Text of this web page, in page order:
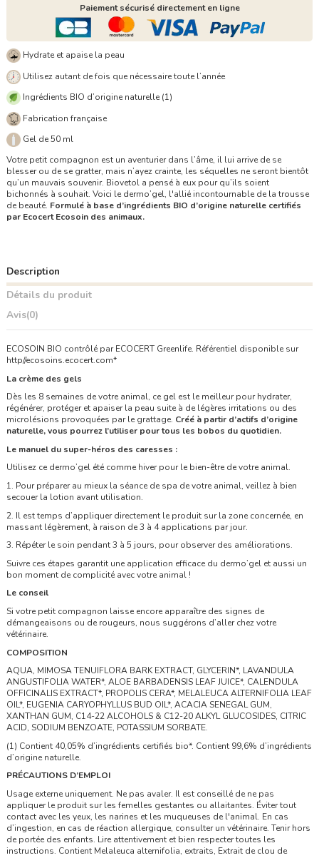
Paiement sécurisé directement en ligne
Hydrate et apaise la peau
Utilisez autant de fois que nécessaire toute l’année
Ingrédients BIO d’origine naturelle (1)
Fabrication française
Gel de 50 ml
Votre petit compagnon est un aventurier dans l’âme, il lui arrive de se
blesser ou de se gratter, mais n’ayez crainte, les séquelles ne seront bientôt
qu’un mauvais souvenir. Biovetol a pensé à eux pour qu’ils soient
bichonnés à souhait. Voici le dermo’gel, l'allié incontournable de la trousse
de beauté. Formulé à base d’ingrédients BIO d’origine naturelle certifiés
par Ecocert Ecosoin des animaux.
Description
Détails du produit
Avis(0)
ECOSOIN BIO contrôlé par ECOCERT Greenlife. Référentiel disponible sur
http//ecosoins.ecocert.com*
La crème des gels
Dès les 8 semaines de votre animal, ce gel est le meilleur pour hydrater,
régénérer, protéger et apaiser la peau suite à de légères irritations ou des
microlésions provoquées par le grattage. Créé à partir d’actifs d’origine
naturelle, vous pourrez l’utiliser pour tous les bobos du quotidien.
Le manuel du super-héros des caresses :
Utilisez ce dermo’gel été comme hiver pour le bien-être de votre animal.
1. Pour préparer au mieux la séance de spa de votre animal, veillez à bien
secouer la lotion avant utilisation.
2. Il est temps d’appliquer directement le produit sur la zone concernée, en
massant légèrement, à raison de 3 à 4 applications par jour.
3. Répéter le soin pendant 3 à 5 jours, pour observer des améliorations.
Suivre ces étapes garantit une application efficace du dermo’gel et aussi un
bon moment de complicité avec votre animal !
Le conseil
Si votre petit compagnon laisse encore apparaître des signes de
démangeaisons ou de rougeurs, nous suggérons d’aller chez votre
vétérinaire.
COMPOSITION
AQUA, MIMOSA TENUIFLORA BARK EXTRACT, GLYCERIN*, LAVANDULA
ANGUSTIFOLIA WATER*, ALOE BARBADENSIS LEAF JUICE*, CALENDULA
OFFICINALIS EXTRACT*, PROPOLIS CERA*, MELALEUCA ALTERNIFOLIA LEAF
OIL*, EUGENIA CARYOPHYLLUS BUD OIL*, ACACIA SENEGAL GUM,
XANTHAN GUM, C14-22 ALCOHOLS & C12-20 ALKYL GLUCOSIDES, CITRIC
ACID, SODIUM BENZOATE, POTASSIUM SORBATE.
(1) Contient 40,05% d’ingrédients certifiés bio*. Contient 99,6% d’ingrédients
d’origine naturelle.
PRÉCAUTIONS D’EMPLOI
Usage externe uniquement. Ne pas avaler. Il est conseillé de ne pas
appliquer le produit sur les femelles gestantes ou allaitantes. Éviter tout
contact avec les yeux, les narines et les muqueuses de l'animal. En cas
d’ingestion, en cas de réaction allergique, consulter un vétérinaire. Tenir hors
de portée des enfants. Lire attentivement et bien respecter toutes les
instructions. Contient Melaleuca alternifolia, extraits, Extrait de clou de